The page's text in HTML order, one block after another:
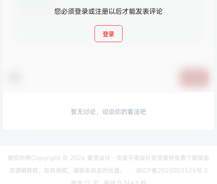
您必须登录或注册以后才能发表评论
登录
暂无讨论，说说你的看法吧
版权所有Copyright © 2026 蜜芽设计 - 优质平面设计资源素材免费下载保留
资源解释权，如有侵权，请联系我及时处理。
・
琼ICP备2023003525号-2